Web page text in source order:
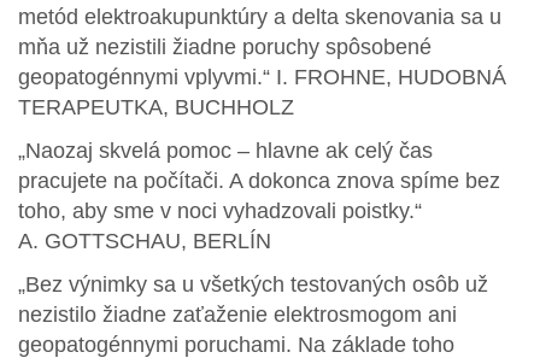
metód elektroakupunktúry a delta skenovania sa u
mňa už nezistili žiadne poruchy spôsobené
geopatogénnymi vplyvmi.“ I. FROHNE, HUDOBNÁ
TERAPEUTKA, BUCHHOLZ
„Naozaj skvelá pomoc – hlavne ak celý čas
pracujete na počítači. A dokonca znova spíme bez
toho, aby sme v noci vyhadzovali poistky.“
A. GOTTSCHAU, BERLÍN
„Bez výnimky sa u všetkých testovaných osôb už
nezistilo žiadne zaťaženie elektrosmogom ani
geopatogénnymi poruchami. Na základe toho